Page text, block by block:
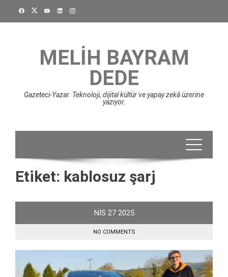
MELIH BAYRAM
DEDE
Gazeteci-Yazar. Teknoloji, dijital kültür ve yapay zekâ üzerine
yazıyor.
Etiket: kablosuz şarj
NIS 27 2025
NO COMMENTS